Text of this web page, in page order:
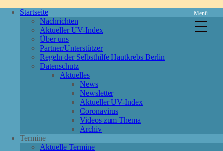
Startseite
Nachrichten
Aktueller UV-Index
Über uns
Partner/Unterstützer
Regeln der Selbsthilfe Hautkrebs Berlin
Datenschutz
Aktuelles
News
Newsletter
Aktueller UV-Index
Coronavirus
Videos zum Thema
Archiv
Termine
Aktuelle Termine
Menü